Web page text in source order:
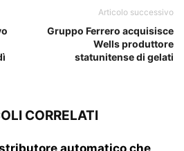
Articolo successivo
Gruppo Ferrero acquisisce
Wells produttore
statunitense di gelati
CORRELATI